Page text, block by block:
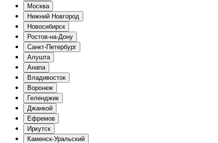
Москва
Нижний Новгород
Новосибирск
Ростов-на-Дону
Санкт-Петербург
Алушта
Анапа
Владивосток
Воронеж
Геленджик
Джанкой
Ефремов
Иркутск
Каменск-Уральский